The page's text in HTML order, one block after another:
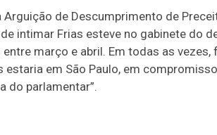
de Descumprimento de
intimar Frias esteve no gabinete do
março e abril. Em todas as
estaria em São Paulo, em
do parlamentar”.